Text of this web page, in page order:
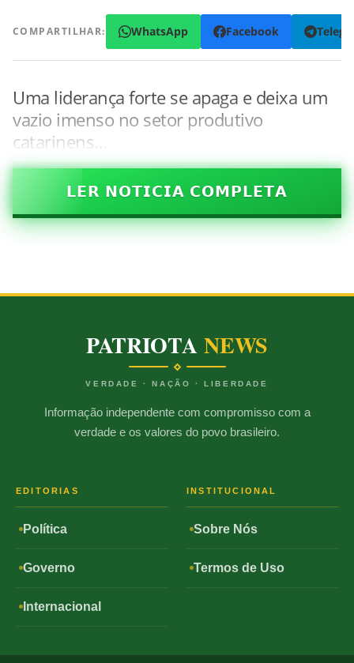
COMPARTILHAR: WhatsApp Facebook
Uma liderança forte se apaga e deixa um
vazio imenso no setor produtivo
catarinens…
𝗟𝗘𝗥 𝗡𝗢𝗧𝗜𝗖𝗜𝗔 𝗖𝗢𝗠𝗣𝗟𝗘𝗧𝗔
PATRIOTANEWS
VERDADE · NAÇÃO · LIBERDADE
Informação independente com compromisso com a
verdade e os valores do povo brasileiro.
EDITORIAS
Política
Governo
Internacional
INSTITUCIONAL
Sobre Nós
Termos de Uso